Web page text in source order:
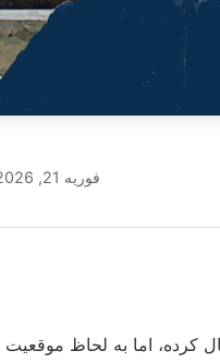
فوریه 21, 2026
اما به لحاظ موقعیت